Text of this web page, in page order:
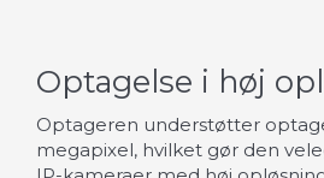
Optagelse i høj
Optageren understøtter
megapixel, hvilket gør den